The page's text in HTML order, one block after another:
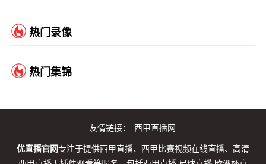
热门录像
热门集锦
友情链接： 西甲直播网
优直播官网专注于提供西甲直播、西甲比赛视频在线直播、高清